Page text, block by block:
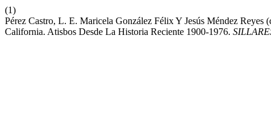
(1)
Pérez Castro, L. E. Maricela González Félix Y Jesús Méndez
California. Atisbos Desde La Historia Reciente 1900-1976.